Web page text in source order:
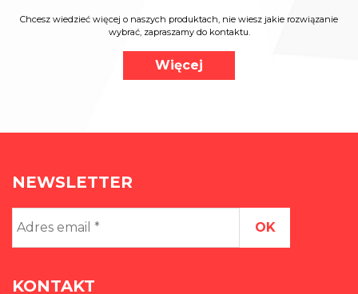
Chcesz wiedzieć więcej o naszych produktach, nie wiesz jakie rozwiązanie
wybrać, zapraszamy do kontaktu.
Więcej
NEWSLETTER
email
*
KONTAKT